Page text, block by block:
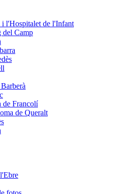
i l'Hospitalet de l'Infant
del Camp
de Francolí
de Queralt